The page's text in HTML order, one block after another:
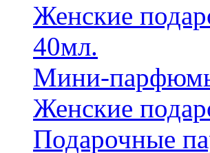
Женские
40мл.
Мини-
Женские
Подарочные